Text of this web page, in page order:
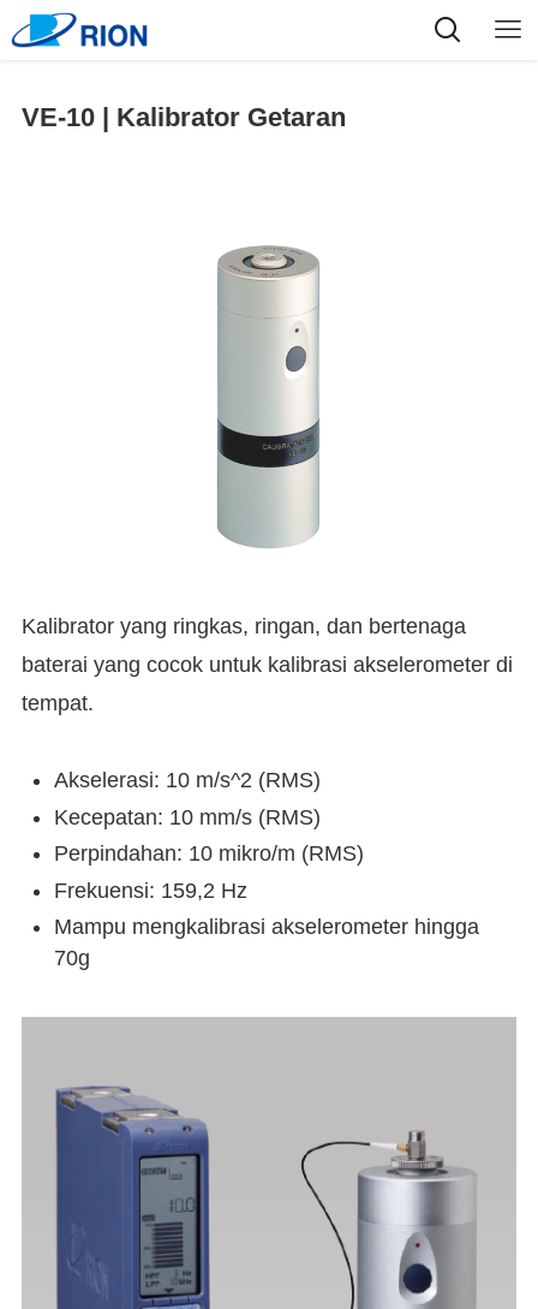
VE-10 | Kalibrator Getaran
Kalibrator yang ringkas, ringan, dan bertenaga
baterai yang cocok untuk kalibrasi akselerometer di
tempat.
Akselerasi: 10 m/s^2 (RMS)
Kecepatan: 10 mm/s (RMS)
Perpindahan: 10 mikro/m (RMS)
Frekuensi: 159,2 Hz
Mampu mengkalibrasi akselerometer hingga
70g